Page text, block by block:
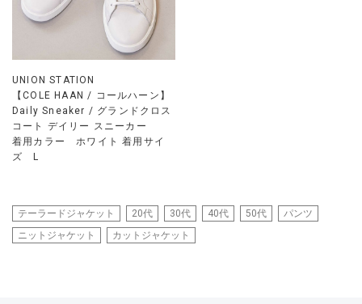
UNION STATION
【COLE HAAN / コールハーン】
Daily Sneaker / グランドクロス
コート デイリー スニーカー
着用カラー ホワイト 着用サイ
ズ L
テーラードジャケット 20代 30代 40代 50代
パンツ
ニットジャケット
カットジャケット